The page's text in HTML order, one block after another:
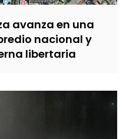
avanza en una
nacional y
libertaria